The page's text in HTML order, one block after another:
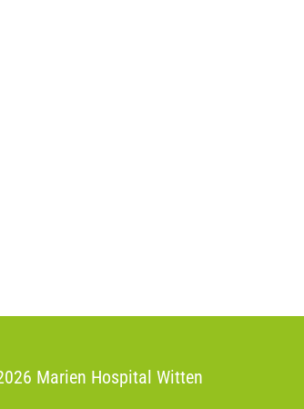
Marien Hospital Witten